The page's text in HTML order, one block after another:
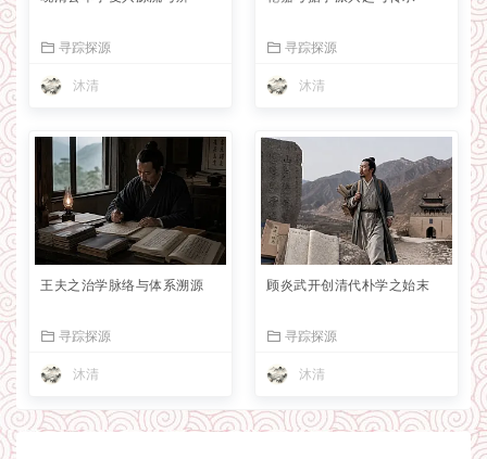
寻踪探源
沐清
寻踪探源
沐清
王夫之治学脉络与体系溯源
寻踪探源
沐清
顾炎武开创清代朴学之始末
寻踪探源
沐清